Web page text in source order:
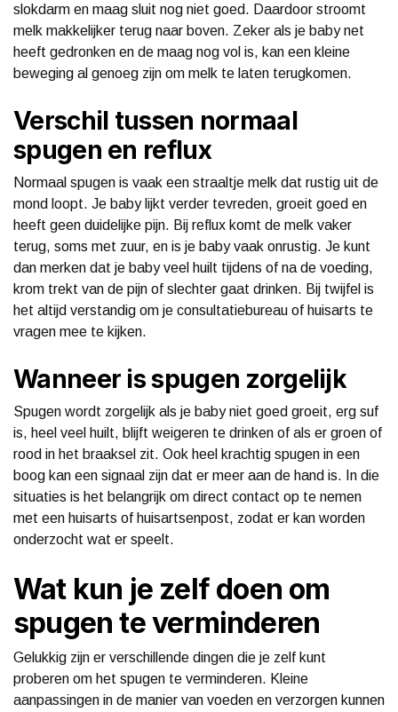
slokdarm en maag sluit nog niet goed. Daardoor stroomt
melk makkelijker terug naar boven. Zeker als je baby net
heeft gedronken en de maag nog vol is, kan een kleine
beweging al genoeg zijn om melk te laten terugkomen.
Verschil tussen normaal
spugen en reflux
Normaal spugen is vaak een straaltje melk dat rustig uit de
mond loopt. Je baby lijkt verder tevreden, groeit goed en
heeft geen duidelijke pijn. Bij reflux komt de melk vaker
terug, soms met zuur, en is je baby vaak onrustig. Je kunt
dan merken dat je baby veel huilt tijdens of na de voeding,
krom trekt van de pijn of slechter gaat drinken. Bij twijfel is
het altijd verstandig om je consultatiebureau of huisarts te
vragen mee te kijken.
Wanneer is spugen zorgelijk
Spugen wordt zorgelijk als je baby niet goed groeit, erg suf
is, heel veel huilt, blijft weigeren te drinken of als er groen of
rood in het braaksel zit. Ook heel krachtig spugen in een
boog kan een signaal zijn dat er meer aan de hand is. In die
situaties is het belangrijk om direct contact op te nemen
met een huisarts of huisartsenpost, zodat er kan worden
onderzocht wat er speelt.
Wat kun je zelf doen om
spugen te verminderen
Gelukkig zijn er verschillende dingen die je zelf kunt
proberen om het spugen te verminderen. Kleine
aanpassingen in de manier van voeden en verzorgen kunnen